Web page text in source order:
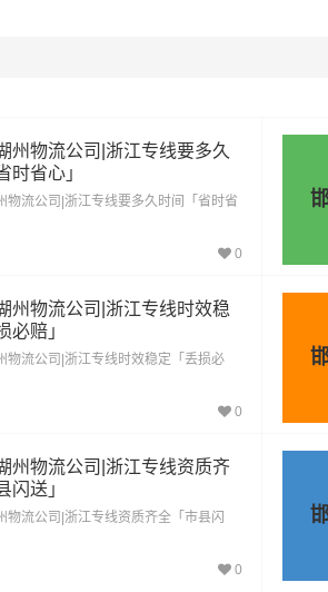
5.5元
7.5元
10.5元
整车运输价格计算方式通常是按单
最
州物流公司|浙江专线要多久
时省心」
物流公司|浙江专线要多久时间「省时省
0
州物流公司|浙江专线时效稳
必赔」
物流公司|浙江专线时效稳定「丢损必
0
州物流公司|浙江专线资质齐
闪送」
物流公司|浙江专线资质齐全「市县闪
0